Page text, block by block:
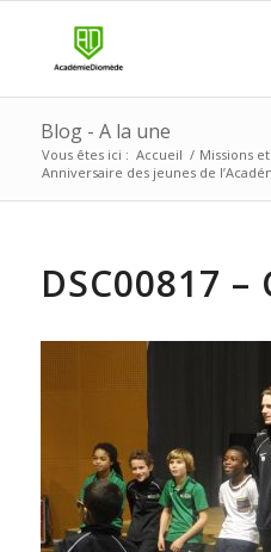
Blog - A la une
Vous êtes ici : Accueil / Missions
Anniversaire des jeunes de
DSC00817 –